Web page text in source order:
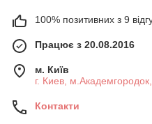
100% позитивних з 9
Працює з 20.08.2016
м. Київ
г. Киев,
Контакти